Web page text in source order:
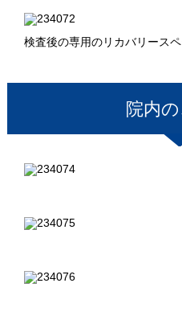
検査後の専用のリカバリースペ
院内